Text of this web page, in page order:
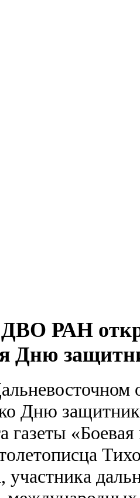
РАН
Дню
Дню
газеты
участника